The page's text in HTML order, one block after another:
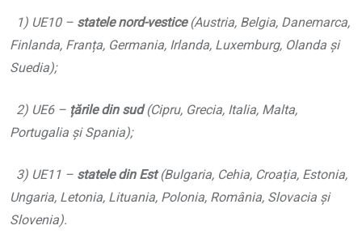
1) UE10 – statele nord-vestice(Austria, Belgia, Danemarca,
Finlanda, Franța, Germania, Irlanda, Luxemburg, Olanda și
Suedia);
2) UE6 – țările din sud(Cipru, Grecia, Italia, Malta,
Portugalia și Spania);
3) UE11 – statele din Est(Bulgaria, Cehia, Croația, Estonia,
Ungaria, Letonia, Lituania, Polonia, România, Slovacia și
Slovenia).